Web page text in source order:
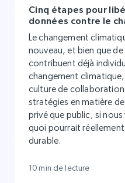
Cinq étapes pour
données contre le
Le changement
nouveau, et bien que
contribuent déjà
changement
culture de
stratégies en matière
privé que public, si
quoi pourrait
durable.
10 min de lecture